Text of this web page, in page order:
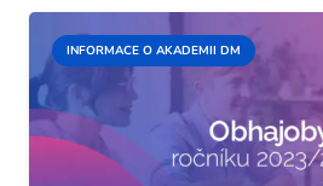
INFORMACE O AKADEMII DM